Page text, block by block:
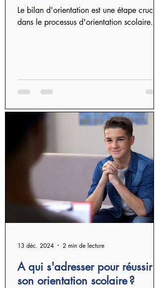
Le bilan d'orientation est une étape
dans le processus d'orientation scolaire.
A qui s'adresser pour réussir
son orientation scolaire ?
13 déc. 2024 2 min de lecture